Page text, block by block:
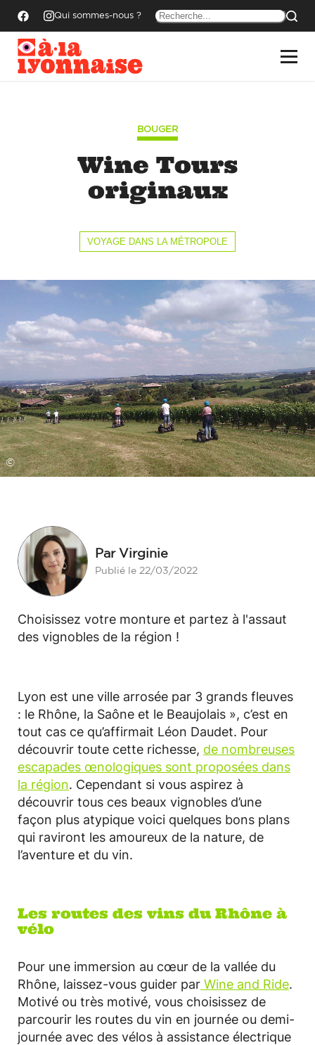
Qui sommes-nous ?
BOUGER
Wine Tours
originaux
VOYAGE DANS LA MÉTROPOLE
©
Par Virginie
Publié le 22/03/2022
Choisissez votre monture et partez à l'assaut
des vignobles de la région !
Lyon est une ville arrosée par 3 grands fleuves
: le Rhône, la Saône et le Beaujolais », c’est en
tout cas ce qu’affirmait Léon Daudet. Pour
découvrir toute cette richesse, de nombreuses
escapades œnologiques sont proposées dans
la région. Cependant si vous aspirez à
découvrir tous ces beaux vignobles d’une
façon plus atypique voici quelques bons plans
qui raviront les amoureux de la nature, de
l’aventure et du vin.
Les routes des vins du Rhône à
vélo
Pour une immersion au cœur de la vallée du
Rhône, laissez-vous guider par Wine and Ride.
Motivé ou très motivé, vous choisissez de
parcourir les routes du vin en journée ou demi-
journée avec des vélos à assistance électrique